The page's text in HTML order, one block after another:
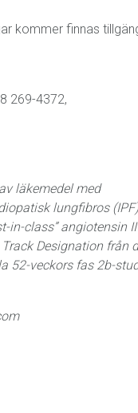
kommer finnas
269-4372,
läkemedel med
lungfibros
in-class” angiotensin
Designation från
52-veckors fas 2b-